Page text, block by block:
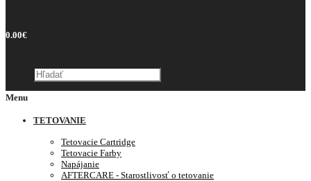
0.00€
Menu
TETOVANIE
Tetovacie Cartridge
Tetovacie Farby
Napájanie
AFTERCARE - Starostlivosť o tetovanie